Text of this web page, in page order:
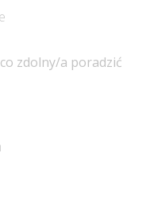
zdolny/a poradzić